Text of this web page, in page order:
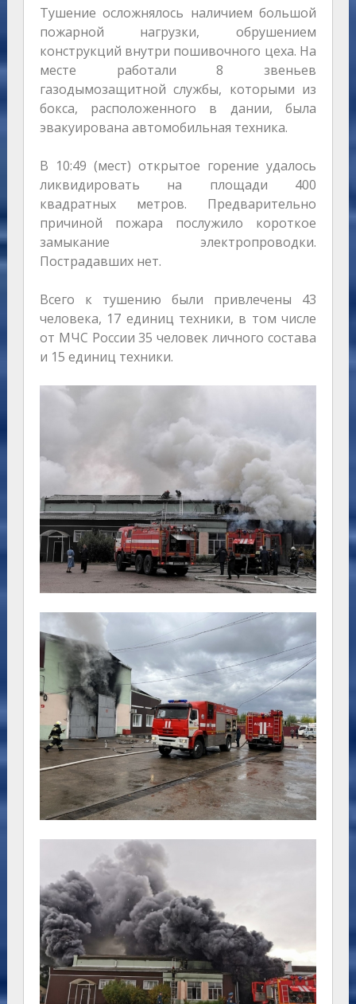
Тушение осложнялось наличием большой
пожарной нагрузки, обрушением
конструкций внутри пошивочного цеха. На
месте работали 8 звеньев
газодымозащитной службы, которыми из
бокса, расположенного в дании, была
эвакуирована автомобильная техника.
В 10:49 (мест) открытое горение удалось
ликвидировать на площади 400
квадратных метров. Предварительно
причиной пожара послужило короткое
замыкание электропроводки.
Пострадавших нет.
Всего к тушению были привлечены 43
человека, 17 единиц техники, в том числе
от МЧС России 35 человек личного состава
и 15 единиц техники.